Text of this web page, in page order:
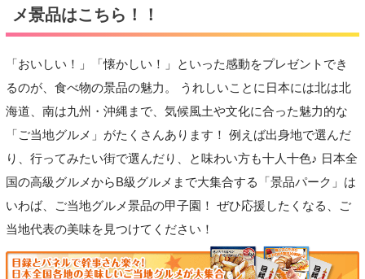
メ景品はこちら！！
「おいしい！」「懐かしい！」といった感動をプレゼントでき
るのが、食べ物の景品の魅力。 うれしいことに日本には北は北
海道、南は九州・沖縄まで、気候風土や文化に合った魅力的な
「ご当地グルメ」がたくさんあります！ 例えば出身地で選んだ
り、行ってみたい街で選んだり、と味わい方も十人十色♪ 日本全
国の高級グルメからB級グルメまで大集合する「景品パーク」は
いわば、ご当地グルメ景品の甲子園！ ぜひ応援したくなる、ご
当地代表の美味を見つけてください！